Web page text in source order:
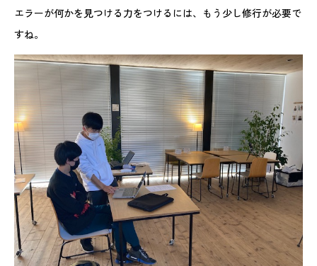
エラーが何かを見つける力をつけるには、もう少し修行が必要で
すね。